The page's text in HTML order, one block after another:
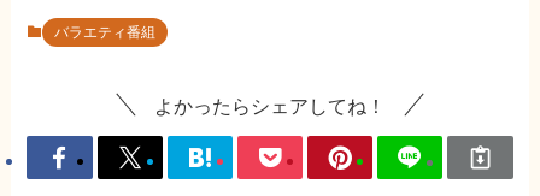
バラエティ番組
よかったらシェアしてね！